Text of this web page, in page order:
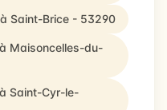
Saint-Brice - 53290
Maisoncelles-du-
Saint-Cyr-le-